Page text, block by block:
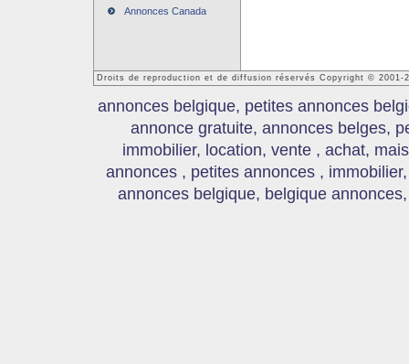
Annonces Canada
Droits de reproduction et de diffusion réservés Copyright © 2001-
annonces belgique, petites annonces
annonce gratuite, annonces belges,
immobilier, location, vente , achat,
annonces , petites annonces ,
annonces belgique, belgique